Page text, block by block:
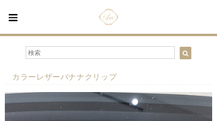
カラーレザーバナナクリップ